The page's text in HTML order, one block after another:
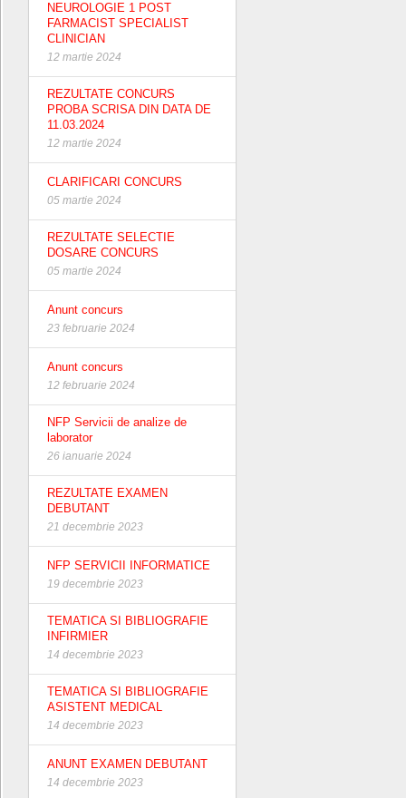
NEUROLOGIE 1 POST
FARMACIST SPECIALIST
CLINICIAN
12 martie 2024
REZULTATE CONCURS
PROBA SCRISA DIN DATA DE
11.03.2024
12 martie 2024
CLARIFICARI CONCURS
05 martie 2024
REZULTATE SELECTIE
DOSARE CONCURS
05 martie 2024
Anunt concurs
23 februarie 2024
Anunt concurs
12 februarie 2024
NFP Servicii de analize de
laborator
26 ianuarie 2024
REZULTATE EXAMEN
DEBUTANT
21 decembrie 2023
NFP SERVICII INFORMATICE
19 decembrie 2023
TEMATICA SI BIBLIOGRAFIE
INFIRMIER
14 decembrie 2023
TEMATICA SI BIBLIOGRAFIE
ASISTENT MEDICAL
14 decembrie 2023
ANUNT EXAMEN DEBUTANT
14 decembrie 2023